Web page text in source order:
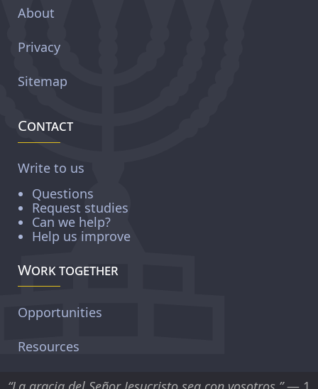
About
Privacy
Sitemap
Contact
Write to us
Questions
Request studies
Can we help?
Help us improve
Work together
Opportunities
Resources